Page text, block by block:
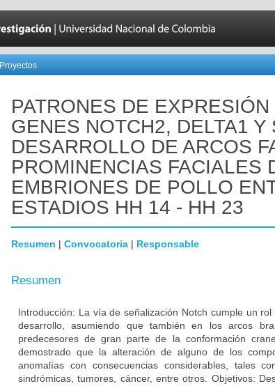
Proyectos
PATRONES DE
GENES NOTCH2, DELTA1 Y
DESARROLLO DE ARCOS
PROMINENCIAS FACIALES
EMBRIONES DE POLLO
ESTADIOS HH 14 - HH 23
Resumen | Convocatoria | Responsable
Resumen
Introducción: La vía de señalización Notch cumple un
desarrollo, asumiendo que también en los arcos
predecesores de gran parte de la conformación
demostrado que la alteración de alguno de los
anomalías con consecuencias considerables, tales
sindrómicas, tumores, cáncer, entre otros. Objetivos: